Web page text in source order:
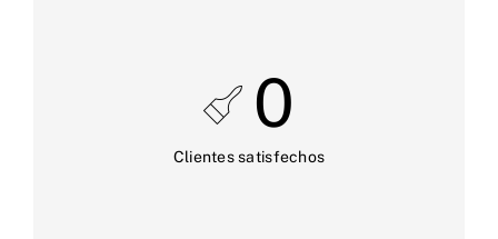
0
Clientes satisfechos